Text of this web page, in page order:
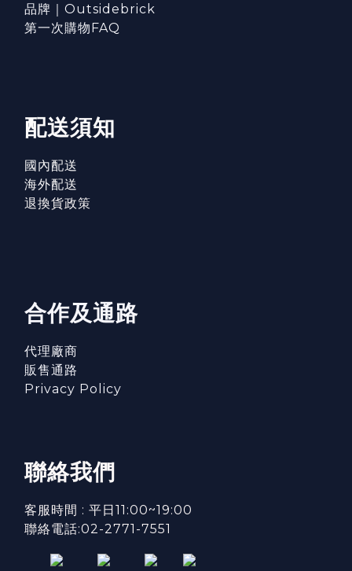
品牌｜Outsidebrick
第一次購物FAQ
配送須知
國內配送
海外配送
退換貨政策
合作及通路
代理廠商
販售通路
Privacy Policy
聯絡我們
客服時間 : 平日11:00~19:00
聯絡電話:02-2771-7551